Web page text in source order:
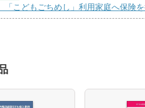
「こどもごちめし」利用家庭へ保険